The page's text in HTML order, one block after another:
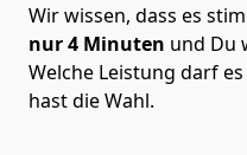
Wir wissen, dass es
nur 4 Minuten und Du
Welche Leistung darf
hast die Wahl.